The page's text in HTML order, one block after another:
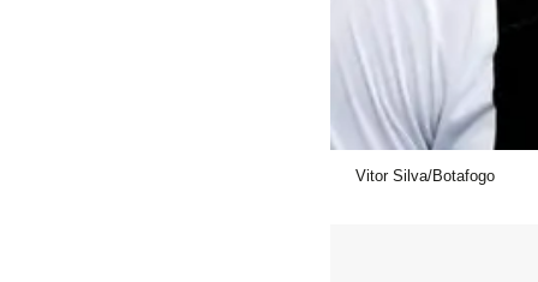
Vitor Silva/Botafogo